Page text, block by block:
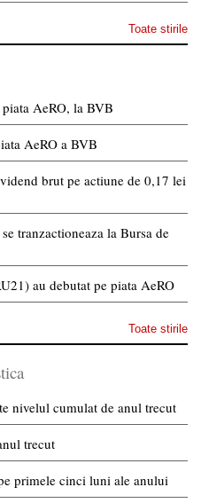
Toate stirile
AeRO, la BVB
AeRO a BVB
brut pe actiune de 0,17 lei
tranzactioneaza la Bursa de
au debutat pe piata AeRO
Toate stirile
nivelul cumulat de anul trecut
trecut
primele cinci luni ale anului